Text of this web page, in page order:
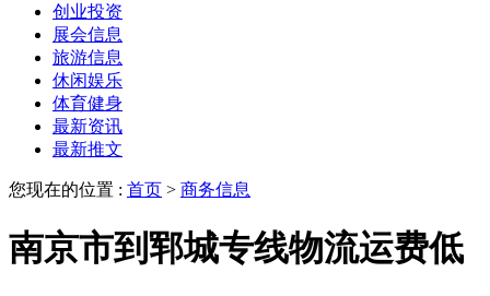
创业投资
展会信息
旅游信息
休闲娱乐
体育健身
最新资讯
最新推文
您现在的位置 : 首页 > 商务信息
南京市到郓城专线物流运费低